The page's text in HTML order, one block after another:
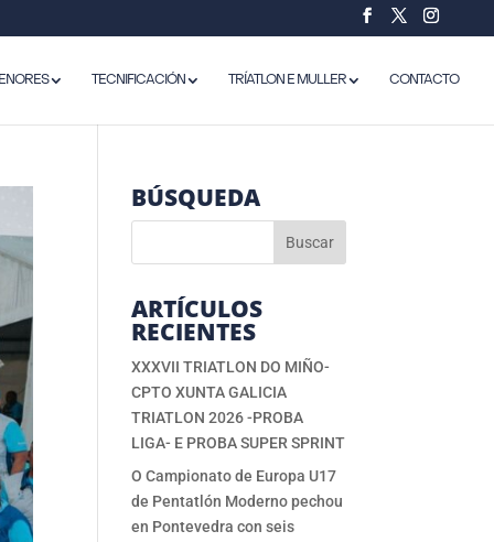
TECNIFICACIÓN TRÍATLON E MULLER CONTACTO
BÚSQUEDA
ARTÍCULOS
RECIENTES
XXXVII TRIATLON DO MIÑO-
CPTO XUNTA GALICIA
TRIATLON 2026 -PROBA
LIGA- E PROBA SUPER SPRINT
O Campionato de Europa U17
de Pentatlón Moderno pechou
en Pontevedra con seis